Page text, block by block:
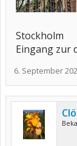
Stockholm
Eingang zur
6. September